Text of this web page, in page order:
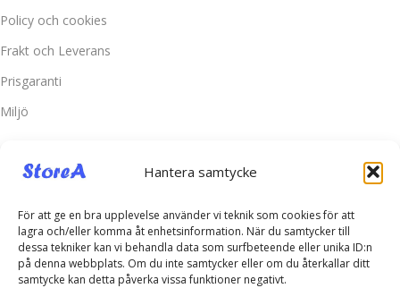
Hantera samtycke
För att ge en bra upplevelse använder vi teknik som cookies för att
lagra och/eller komma åt enhetsinformation. När du samtycker till
dessa tekniker kan vi behandla data som surfbeteende eller unika ID:n
på denna webbplats. Om du inte samtycker eller om du återkallar ditt
samtycke kan detta påverka vissa funktioner negativt.
Policy och cookies
Frakt och Leverans
Prisgaranti
Miljö
Kundtjänst
Kontakta oss
Retur & Reklamation
Vanliga frågor
Inloggning